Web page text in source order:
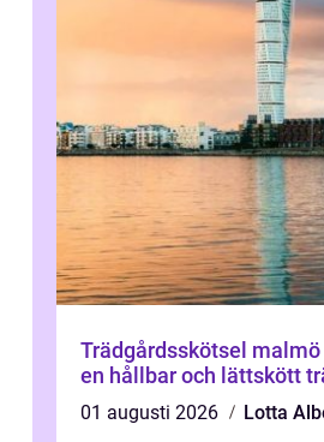
Trädgårdsskötsel malmö så skapar du
en hållbar och lättskött
01 augusti 2026
Lotta